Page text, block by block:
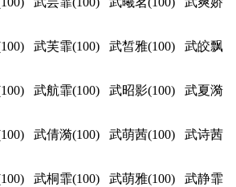
武芙霏(100) 武皙雅(100) 武皎飘
武航霏(100) 武昭影(100) 武夏漪
武倩漪(100) 武萌茜(100) 武诗茜
武桐霏(100) 武萌雅(100) 武静霏